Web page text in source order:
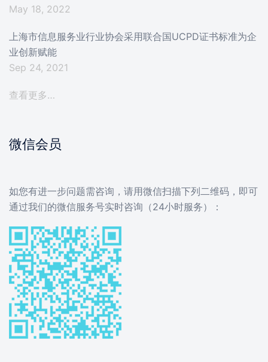
May 18, 2022
上海市信息服务业行业协会采用联合国UCPD证书标准为企
业创新赋能
Sep 24, 2021
查看更多…
微信会员
如您有进一步问题需咨询，请用微信扫描下列二维码，即可
通过我们的微信服务号实时咨询（24小时服务）：